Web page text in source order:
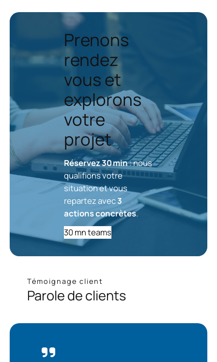
Prenons
rendez
vous et
explorons
votre
projet
Réservez 30 min: nous
qualifions votre
situation et vous
repartez avec3
actions concrètes.
30 mn teams
Témoignage client
Parole de clients